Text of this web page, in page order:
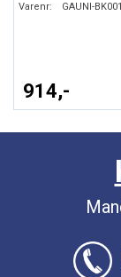
Varenr: GAUNI-BK001
914,-